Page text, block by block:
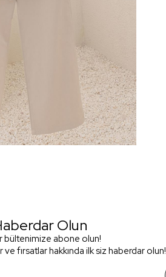
Olun
bültenimize abone olun!
fırsatlar hakkında ilk siz haberdar olun!